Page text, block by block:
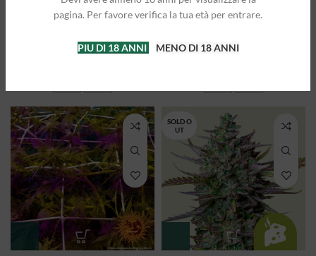
pagina. Per favore verifica la tua età per entrare.
PIU DI 18 ANNI MENO DI 18 ANNI
auto – Royal
MIX – Royal
SOLD O
UT